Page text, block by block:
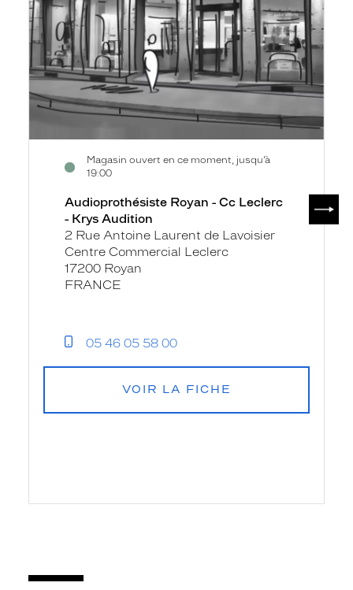
Cc
Leclerc
-
Krys
Audition
Magasin ouvert en ce moment, jusqu’à
19:00
Audioprothésiste Royan - Cc Leclerc
- Krys Audition
2 Rue Antoine Laurent de Lavoisier
Centre Commercial Leclerc
17200 Royan
FRANCE
05 46 05 58 00
VOIR LA FICHE